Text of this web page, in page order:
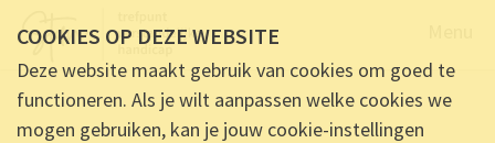
COOKIES OP DEZE WEBSITE
Deze website maakt gebruik van cookies om goed te
functioneren. Als je wilt aanpassen welke cookies we
mogen gebruiken, kan je jouw cookie-instellingen